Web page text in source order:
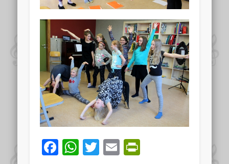
Facebook
WhatsApp
Twitter
Email